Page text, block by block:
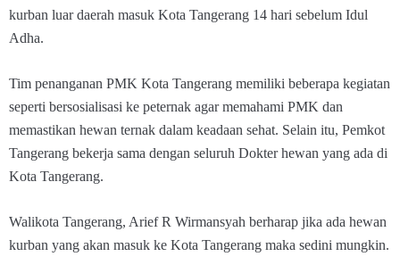
kurban luar daerah masuk Kota Tangerang 14 hari sebelum Idul
Adha.
Tim penanganan PMK Kota Tangerang memiliki beberapa kegiatan
seperti bersosialisasi ke peternak agar memahami PMK dan
memastikan hewan ternak dalam keadaan sehat. Selain itu, Pemkot
Tangerang bekerja sama dengan seluruh Dokter hewan yang ada di
Kota Tangerang.
Walikota Tangerang, Arief R Wirmansyah berharap jika ada hewan
kurban yang akan masuk ke Kota Tangerang maka sedini mungkin.